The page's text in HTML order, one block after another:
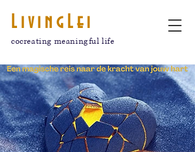
LivingLei
cocreating meaningful life